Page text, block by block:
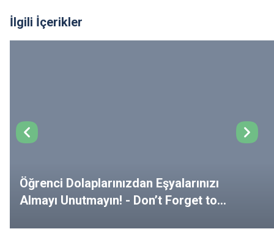
İlgili İçerikler
Öğrenci Dolaplarınızdan Eşyalarınızı
Almayı Unutmayın! - Don’t Forget to